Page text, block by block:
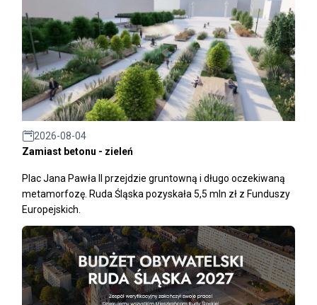
2026-08-04
Zamiast betonu - zieleń
Plac Jana Pawła II przejdzie gruntowną i długo oczekiwaną
metamorfozę. Ruda Śląska pozyskała 5,5 mln zł z Funduszy
Europejskich.